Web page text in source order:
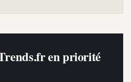
en priorité